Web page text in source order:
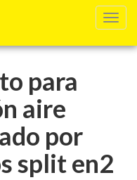
para
aire
por
split en2